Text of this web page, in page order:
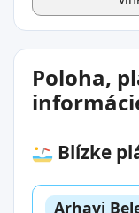
Poloha,
Blízke
Arhavi